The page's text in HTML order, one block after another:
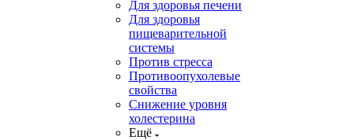
Для здоровья печени
Для здоровья
пищеварительной
системы
Против стресса
Противоопухолевые
свойства
Снижение уровня
холестерина
Ещё